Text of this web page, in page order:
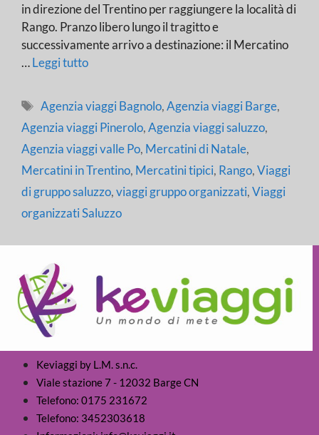
in direzione del Trentino per raggiungere la località di
Rango. Pranzo libero lungo il tragitto e
successivamente arrivo a destinazione: il Mercatino
…Leggi tutto
Tag
Agenzia viaggi Bagnolo,Agenzia viaggi Barge,
Agenzia viaggi Pinerolo,Agenzia viaggi saluzzo,
Agenzia viaggi valle Po, Mercatini di Natale,
Mercatini in Trentino, Mercatini tipici, Rango,Viaggi
di gruppo saluzzo,viaggi gruppo organizzati,Viaggi
organizzati Saluzzo
Keviaggi by L.M. s.n.c.
Viale stazione 7 - 12032 Barge CN
Telefono: 0175 231672
Telefono: 3452303618